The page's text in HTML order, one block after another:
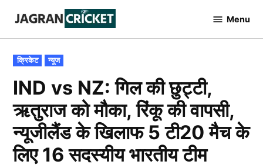
content
Cricket
Menu
POSTED
IN
क्रिकेट न्यूज
IND vs NZ: गिल की छुट्टी,
ऋतुराज को मौका, रिंकू की वापसी,
न्यूजीलैंड के खिलाफ 5 टी20 मैच के
लिए 16 सदस्यीय भारतीय टीम